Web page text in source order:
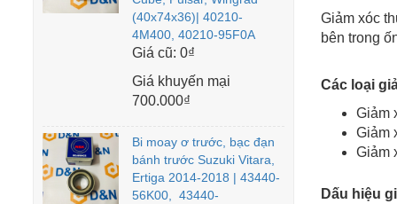
Giảm xóc
bên trong
Các loại
Giảm
Giảm
Giảm
Dấu hiệu
(40x74x36)| 40210-
4M400, 40210-95F0A
Giá cũ: 0₫
Giá khuyến mại
700.000₫
Bi moay ơ trước, bạc đạn
bánh trước Suzuki Vitara,
Ertiga 2014-2018 | 43440-
56K00, 43440-